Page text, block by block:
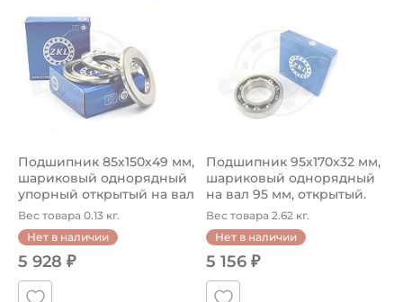
10 мм
Тип посадочного отверстия на вал:
Подшипник 85х150х49 мм,
шариковый однорядный
упорный открытый на вал
85...
Вес товара 0.13 кг.
Нет в наличии
5 928 ₽
Подшипник 95х170х32 мм,
шариковый однорядный
на вал 95 мм, открытый.
Ар...
Вес товара 2.62 кг.
Нет в наличии
5 156 ₽